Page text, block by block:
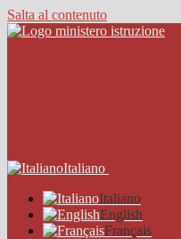
Salta al contenuto
Italiano
Italiano
English
Français